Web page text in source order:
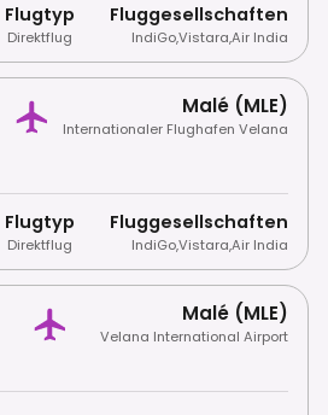
Flugtyp
Direktflug
Fluggesellschaften
IndiGo,Vistara,Air India
Malé (MLE)
Internationaler Flughafen Velana
Flugtyp
Direktflug
Fluggesellschaften
IndiGo,Vistara,Air India
Malé (MLE)
Velana International Airport